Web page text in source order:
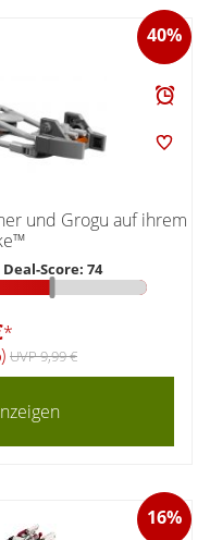
40%
und Grogu auf ihrem
Deal-Score: 74
*
) UVP 9,99 €
16%